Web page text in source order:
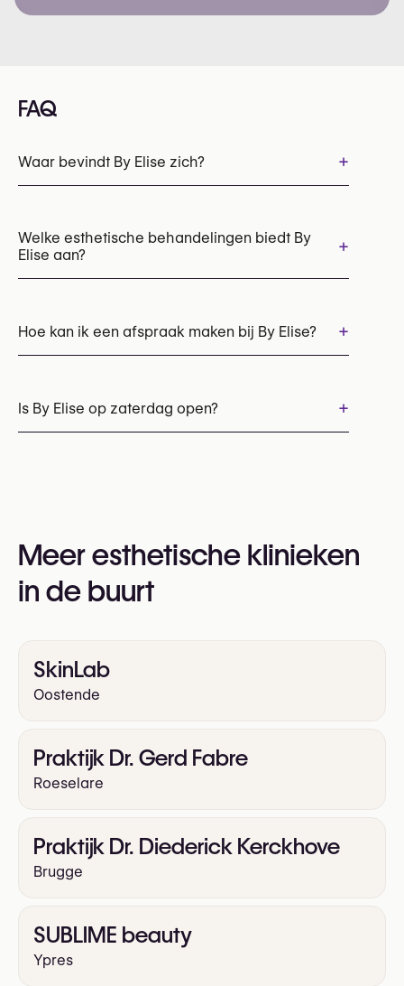
FAQ
Waar bevindt By Elise zich? +
Welke esthetische behandelingen biedt By
Elise aan?
+
Hoe kan ik een afspraak maken bij By Elise?
+
+32 491 25 66 98
U kunt ook hun website bezoeken voor meer
Is By Elise op zaterdag open? +
Meer esthetische klinieken
in de buurt
SkinLab
Oostende
Praktijk Dr. Gerd Fabre
Roeselare
Praktijk Dr. Diederick Kerckhove
Brugge
SUBLIME beauty
Ypres